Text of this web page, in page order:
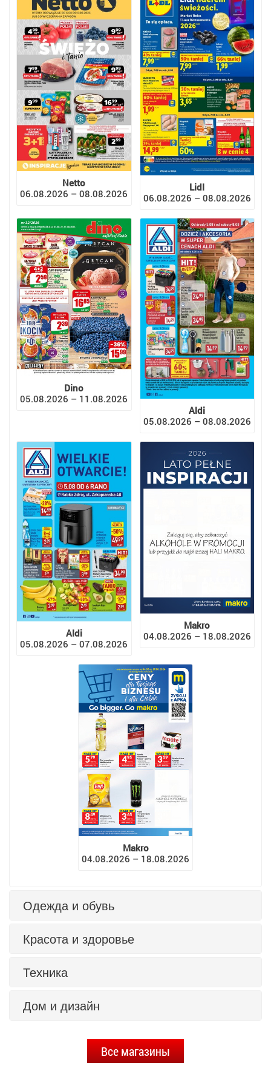
Netto
06.08.2026 – 08.08.2026
Lidl
06.08.2026 – 08.08.2026
Dino
05.08.2026 – 11.08.2026
Aldi
05.08.2026 – 08.08.2026
Aldi
05.08.2026 – 07.08.2026
Makro
04.08.2026 – 18.08.2026
Makro
04.08.2026 – 18.08.2026
Одежда и обувь
Красота и здоровье
Техника
Дом и дизайн
Все магазины